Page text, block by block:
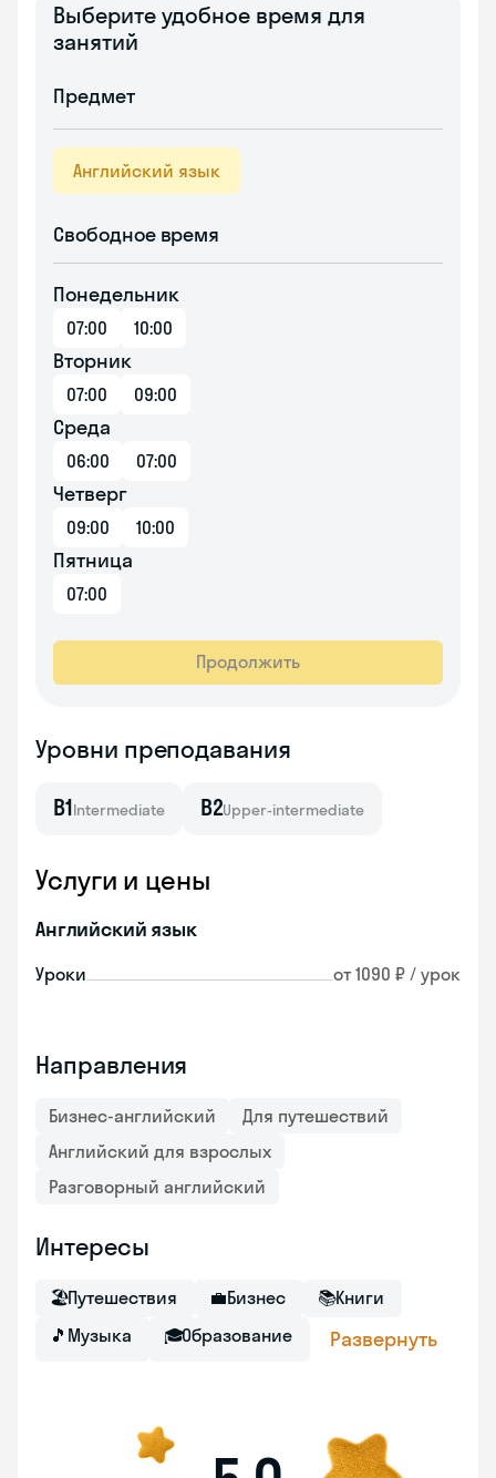
Выберите удобное время для
занятий
Предмет
Английский язык
Свободное время
Понедельник
07:00 10:00
Вторник
07:00 09:00
Среда
06:00 07:00
Четверг
09:00 10:00
Пятница
07:00
Продолжить
Уровни преподавания
B1Intermediate B2Upper-intermediate
Услуги и цены
Английский язык
Уроки от 1090 ₽ / урок
Направления
Бизнес-английский
Для путешествий
Английский для взрослых
Разговорный английский
Интересы
🏖Путешествия 💼Бизнес 📚Книги
🎵 Музыка 🎓Образование Развернуть